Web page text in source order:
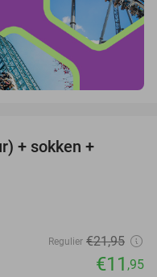
+ sokken +
Regulier €21,95
€11 ,95